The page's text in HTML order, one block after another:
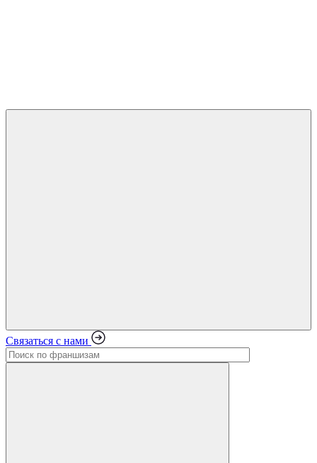
Связаться с нами